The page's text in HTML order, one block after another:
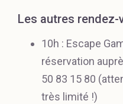
Les autres rendez-
10h : Escape
réservation
50 83 15 80
très limité !)